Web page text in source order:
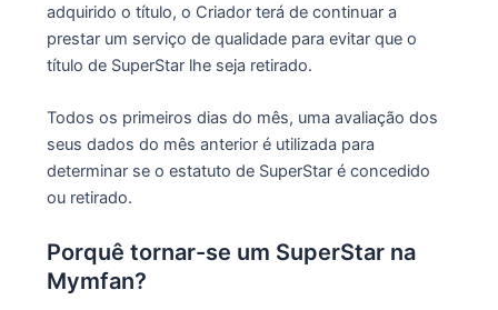
adquirido o título, o Criador terá de continuar a
prestar um serviço de qualidade para evitar que o
título de SuperStar lhe seja retirado.
Todos os primeiros dias do mês, uma avaliação dos
seus dados do mês anterior é utilizada para
determinar se o estatuto de SuperStar é concedido
ou retirado.
Porquê tornar-se um SuperStar na
Mymfan?